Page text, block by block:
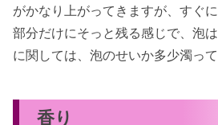
がかなり上がってきますが、すぐ
部分だけにそっと残る感じで、泡
に関しては、泡のせいか多少濁って
香り